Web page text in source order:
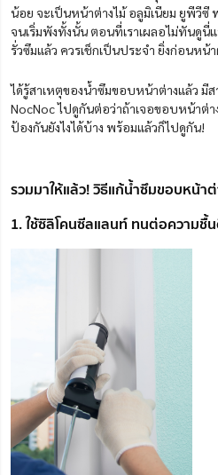
น้อย จะเป็นหน้าต่างไม้ อลูมิเนียม ยูพีวีซี
จนเริ่มพังทั้งนั้น ตอนที่เราเผลอไม่ทันดู
รั่วซึมแล้ว ควรเช็กเป็นประจำ ยิ่งก่อนหน้
ได้รู้สาเหตุของน้ำซึมขอบหน้าต่างแล้ว มี
NocNoc ไปดูกันต่อว่าถ้าเจอขอบหน้าต่า
ป้องกันยังไงได้บ้าง พร้อมแล้วก็ไปดูกัน!
รวมมาให้แล้ว! วิธีแก้น้ำซึมขอบหน้า
1. ใช้ซิลิโคนซีลแลนท์ ทนต่อความชื้